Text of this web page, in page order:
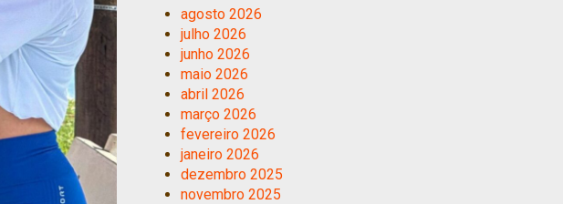
agosto 2026
julho 2026
junho 2026
maio 2026
abril 2026
março 2026
fevereiro 2026
janeiro 2026
dezembro 2025
novembro 2025